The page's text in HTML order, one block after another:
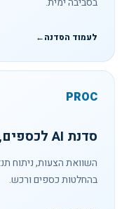
לעמוד הסדנה←
PROC
סדנת AI לכספים, הנהלת חשבונות ורכש
השוואת הצעות, ניתוח
בהחלטות כספים ורכש.